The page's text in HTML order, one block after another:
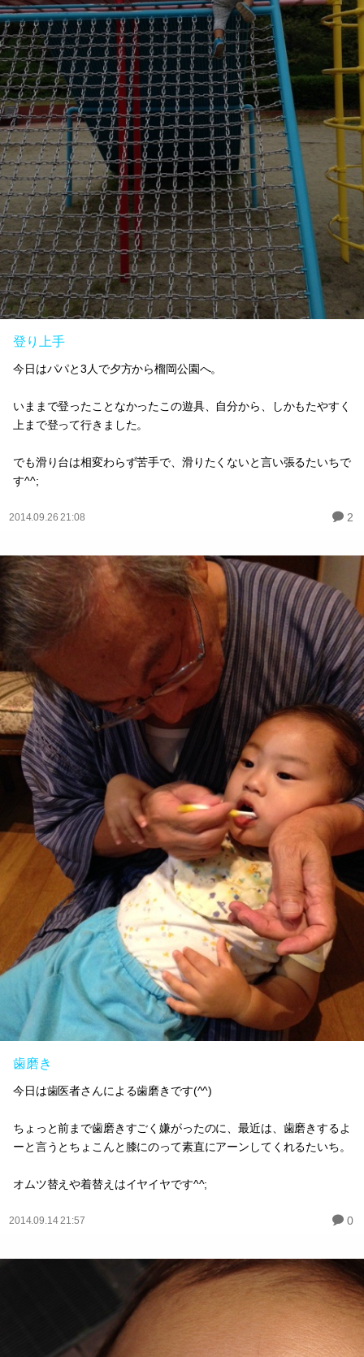
登り上手
今日はパパと3人で夕方から榴岡公園へ。
いままで登ったことなかったこの遊具、自分から、しかもたやすく
上まで登って行きました。
でも滑り台は相変わらず苦手で、滑りたくないと言い張るたいちで
す^^;
2014.09.26 21:08 2
歯磨き
今日は歯医者さんによる歯磨きです(^^)
ちょっと前まで歯磨きすごく嫌がったのに、最近は、歯磨きするよ
ーと言うとちょこんと膝にのって素直にアーンしてくれるたいち。
オムツ替えや着替えはイヤイヤです^^;
2014.09.14 21:57 0